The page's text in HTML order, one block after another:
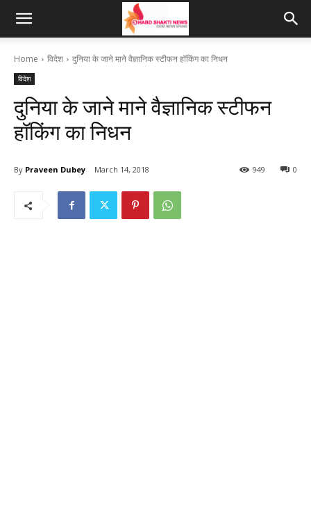
Home विदेश दुनिया के जाने माने वैज्ञानिक स्टीफन हॉकिंग का निधन
विदेश
दुनिया के जाने माने वैज्ञानिक स्टीफन
हॉकिंग का निधन
By Praveen Dubey March 14, 2018 0
949